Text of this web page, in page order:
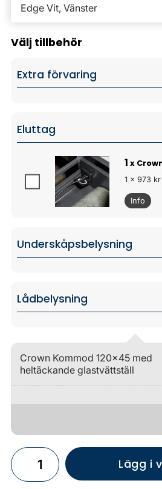
Välj tillbehör
Extra förvaring
Eluttag
1 x
1 x 973
Info
Underskåpsbelysning
Lådbelysning
Crown Kommod 120x45 med
heltäckande glastvättställ
Lägg i